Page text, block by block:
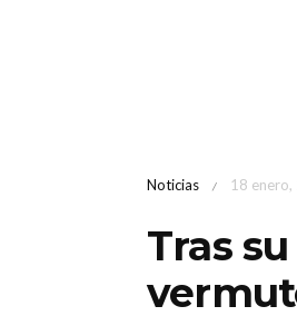
Noticias / 18 enero,
Tras